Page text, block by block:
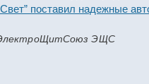
поставил надежные
ЭЩС